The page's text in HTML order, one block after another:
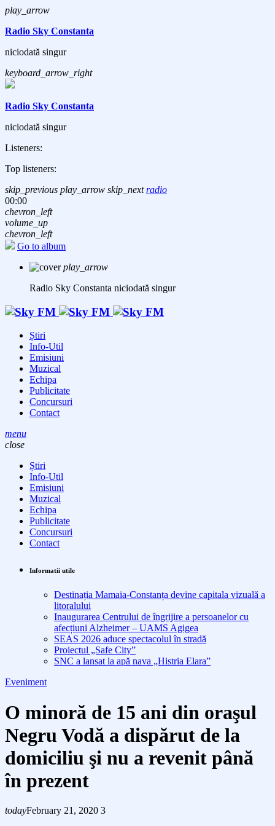
play_arrow
Radio Sky Constanta
niciodată singur
keyboard_arrow_right
Radio Sky Constanta
niciodată singur
Listeners:
Top listeners:
skip_previous play_arrow skip_next radio
00:00
chevron_left
volume_up
chevron_left
Go to album
play_arrow
Radio Sky Constanta niciodată singur
Știri
Info-Util
Emisiuni
Muzical
Echipa
Publicitate
Concursuri
Contact
menu
close
Știri
Info-Util
Emisiuni
Muzical
Echipa
Publicitate
Concursuri
Contact
Informatii utile
Destinația Mamaia-Constanța devine capitala vizuală a
litoralului
Inaugurarea Centrului de îngrijire a persoanelor cu
afecțiuni Alzheimer – UAMS Agigea
SEAS 2026 aduce spectacolul în stradă
Proiectul „Safe City”
SNC a lansat la apă nava „Histria Elara”
Eveniment
O minoră de 15 ani din oraşul
Negru Vodă a dispărut de la
domiciliu şi nu a revenit până
în prezent
todayFebruary 21, 2020 3